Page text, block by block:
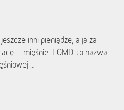
inni pieniądze, a ja za
.....mięśnie. LGMD to nazwa
…